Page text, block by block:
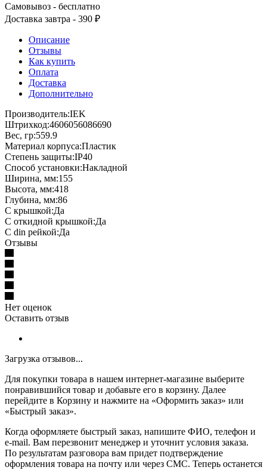
Самовывоз - бесплатно
Доставка завтра - 390 ₽
Описание
Отзывы
Как купить
Оплата
Доставка
Дополнительно
Производитель:IEK
Штрихкод:4606056086690
Вес, гр:559.9
Материал корпуса:Пластик
Степень защиты:IP40
Способ установки:Накладной
Ширина, мм:155
Высота, мм:418
Глубина, мм:86
С крышкой:Да
С откидной крышкой:Да
С din рейкой:Да
Отзывы
Нет оценок
Оставить отзыв
Загрузка отзывов...
Для покупки товара в нашем интернет-магазине выберите
понравившийся товар и добавьте его в корзину. Далее
перейдите в Корзину и нажмите на «Оформить заказ» или
«Быстрый заказ».
Когда оформляете быстрый заказ, напишите ФИО, телефон и
e-mail. Вам перезвонит менеджер и уточнит условия заказа.
По результатам разговора вам придет подтверждение
оформления товара на почту или через СМС. Теперь останется